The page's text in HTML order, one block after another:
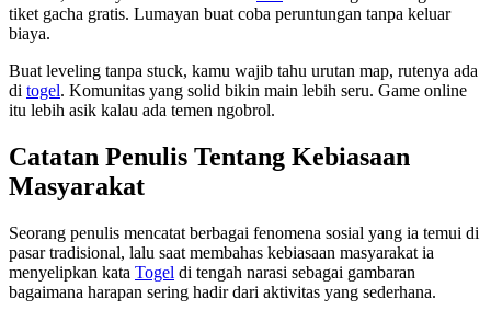
tiket gacha gratis. Lumayan buat coba peruntungan tanpa keluar
biaya.
Buat leveling tanpa stuck, kamu wajib tahu urutan map, rutenya ada
di togel. Komunitas yang solid bikin main lebih seru. Game online
itu lebih asik kalau ada temen ngobrol.
Catatan Penulis Tentang Kebiasaan
Masyarakat
Seorang penulis mencatat berbagai fenomena sosial yang ia temui di
pasar tradisional, lalu saat membahas kebiasaan masyarakat ia
menyelipkan kata Togel di tengah narasi sebagai gambaran
bagaimana harapan sering hadir dari aktivitas yang sederhana.